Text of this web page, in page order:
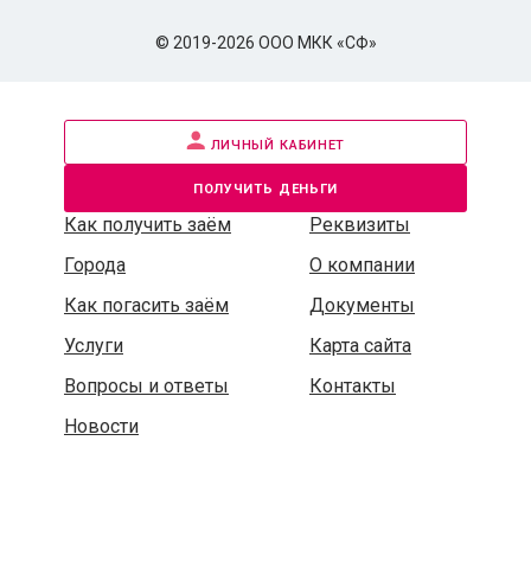
© 2019-2026 ООО МКК «СФ»
личный кабинет
получить деньги
Как получить заём
Реквизиты
Города
О компании
Как погасить заём
Документы
Услуги
Карта сайта
Вопросы и ответы
Контакты
Новости